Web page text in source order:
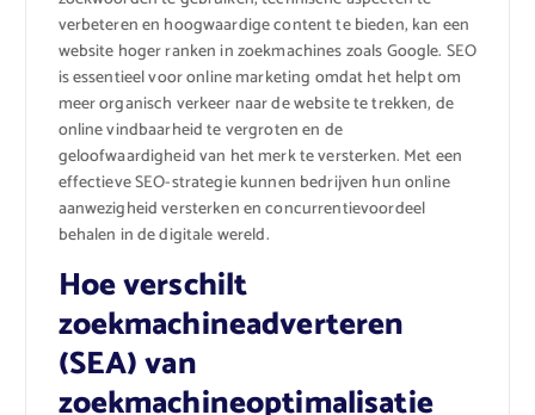
verbeteren en hoogwaardige content te bieden, kan een
website hoger ranken in zoekmachines zoals Google. SEO
is essentieel voor online marketing omdat het helpt om
meer organisch verkeer naar de website te trekken, de
online vindbaarheid te vergroten en de
geloofwaardigheid van het merk te versterken. Met een
effectieve SEO-strategie kunnen bedrijven hun online
aanwezigheid versterken en concurrentievoordeel
behalen in de digitale wereld.
Hoe verschilt
zoekmachineadverteren
(SEA) van
zoekmachineoptimalisatie